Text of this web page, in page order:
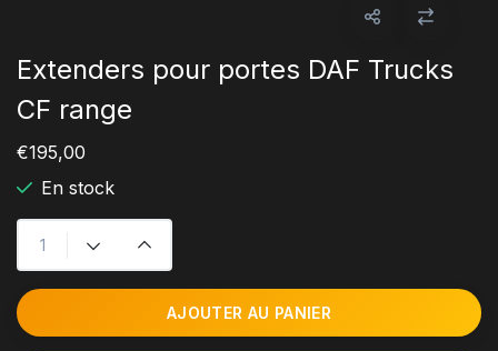
Extenders pour portes DAF Trucks
CF range
€195,00
En stock
AJOUTER AU PANIER